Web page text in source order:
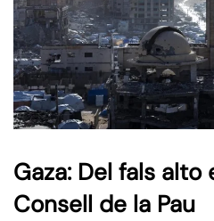
Gaza: Del fals alto
Consell de la Pau